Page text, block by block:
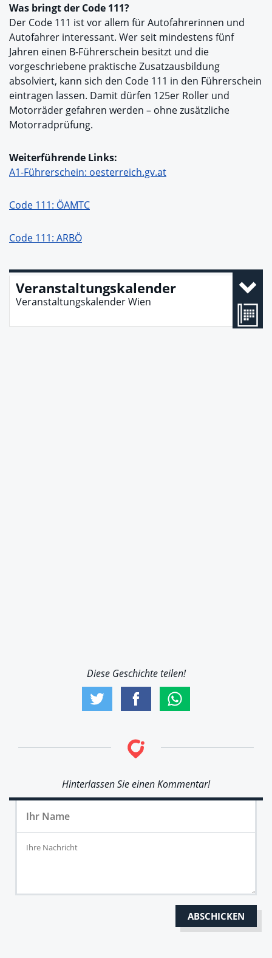
Was bringt der Code 111?
Der Code 111 ist vor allem für Autofahrerinnen und
Autofahrer interessant. Wer seit mindestens fünf
Jahren einen B-Führerschein besitzt und die
vorgeschriebene praktische Zusatzausbildung
absolviert, kann sich den Code 111 in den Führerschein
eintragen lassen. Damit dürfen 125er Roller und
Motorräder gefahren werden – ohne zusätzliche
Motorradprüfung.
Weiterführende Links:
A1-Führerschein: oesterreich.gv.at
Code 111: ÖAMTC
Code 111: ARBÖ
Veranstaltungskalender
Veranstaltungskalender Wien
Diese Geschichte teilen!
Hinterlassen Sie einen Kommentar!